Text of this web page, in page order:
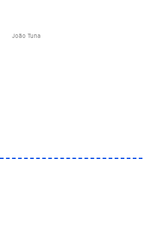
João Tuna